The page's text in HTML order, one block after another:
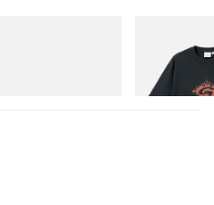
Flame Tee
立即購入